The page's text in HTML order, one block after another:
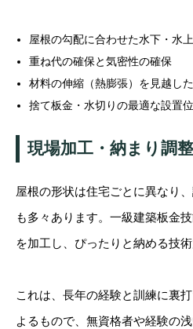
屋根の勾配に合わせた水下・水
重ね代の確保と気密性の確保
材料の伸縮（熱膨張）を見越し
捨て板金・水切りの最適な設置
現場加工・納まり調
屋根の形状は住宅ごとに異なり
も多々あります。一級建築板金
を加工し、ぴったりと納める技
これは、長年の経験と訓練に裏
よるもので、無資格者や経験の